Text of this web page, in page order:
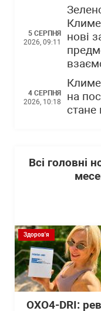
5 СЕРПНЯ
2026, 09:11
нові
4 СЕРПНЯ
2026, 10:18
на
стане
Всі головні
Здоров'я
OXO4-DRI: